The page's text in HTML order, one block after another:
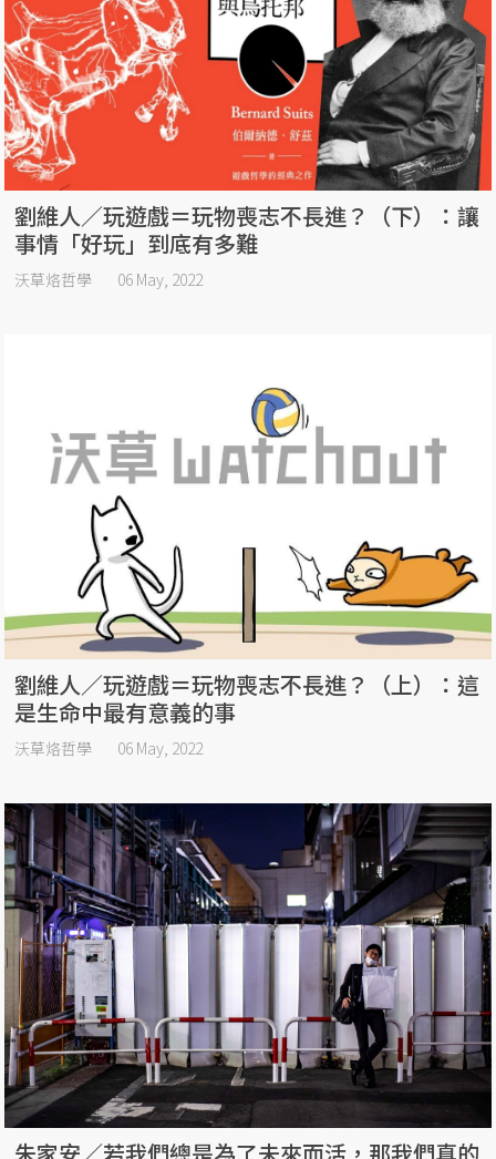
劉維人／玩遊戲＝玩物喪志不長進？（下）：讓
事情「好玩」到底有多難
沃草烙哲學 06 May, 2022
劉維人／玩遊戲＝玩物喪志不長進？（上）：這
是生命中最有意義的事
沃草烙哲學 06 May, 2022
朱家安／若我們總是為了未來而活，那我們真的